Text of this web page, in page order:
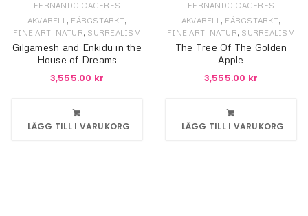
FERNANDO CACERES
AKVARELL , FÄRGSTARKT,
FINE ART, NATUR, SURREALISM
Gilgamesh and Enkidu in the
House of Dreams
3,555.00 kr
LÄGG TILL I VARUKORG
FERNANDO CACERES
AKVARELL , FÄRGSTARKT,
FINE ART, NATUR, SURREALISM
The Tree Of The Golden
Apple
3,555.00 kr
LÄGG TILL I VARUKORG